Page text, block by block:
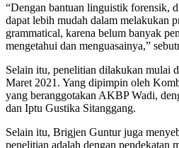
“Dengan bantuan linguistik forensik,
dapat lebih mudah dalam melakukan
grammatical, karena belum banyak
mengetahui dan menguasainya,”
Selain itu, penelitian dilakukan mulai
Maret 2021. Yang dipimpin oleh
yang beranggotakan AKBP Wadi,
dan Iptu Gustika Sitanggang.
Selain itu, Brigjen Guntur juga
penelitian adalah dengan pendekatan